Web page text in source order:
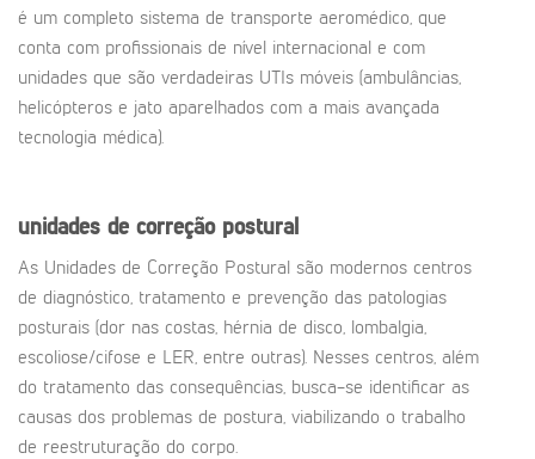
é um completo sistema de transporte aeromédico, que
conta com profissionais de nível internacional e com
unidades que são verdadeiras UTIs móveis (ambulâncias,
helicópteros e jato aparelhados com a mais avançada
tecnologia médica).
unidades de correção postural
As Unidades de Correção Postural são modernos centros
de diagnóstico, tratamento e prevenção das patologias
posturais (dor nas costas, hérnia de disco, lombalgia,
escoliose/cifose e LER, entre outras). Nesses centros, além
do tratamento das consequências, busca-se identificar as
causas dos problemas de postura, viabilizando o trabalho
de reestruturação do corpo.